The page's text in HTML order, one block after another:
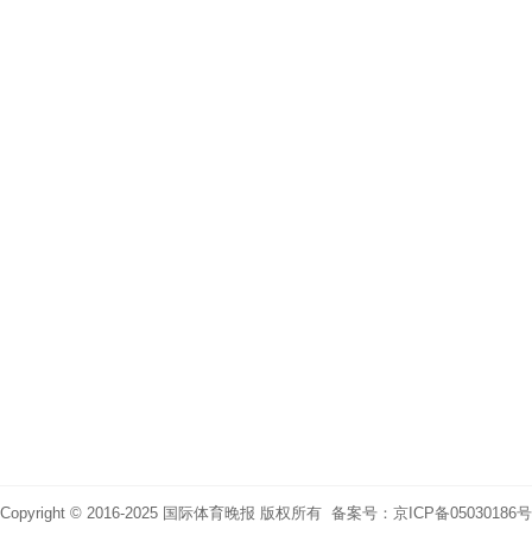
Copyright © 2016-2025 国际体育晚报 版权所有 备案号：京ICP备05030186